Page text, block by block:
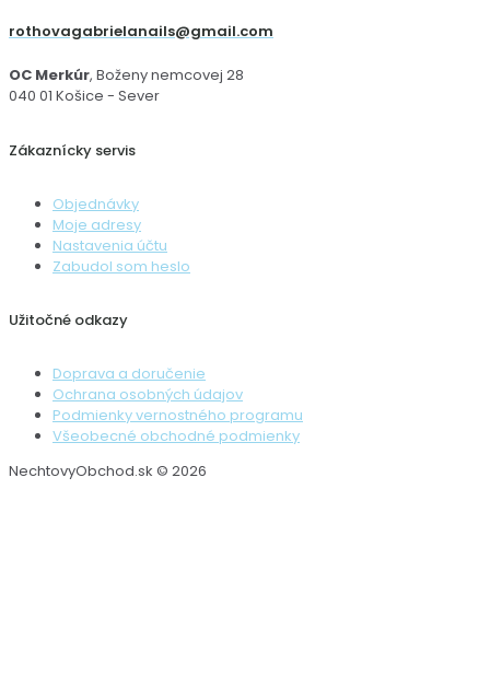
rothovagabrielanails@gmail.com
OC Merkúr, Boženy nemcovej 28
040 01 Košice - Sever
Zákaznícky servis
Objednávky
Moje adresy
Nastavenia účtu
Zabudol som heslo
Užitočné odkazy
Doprava a doručenie
Ochrana osobných údajov
Podmienky vernostného programu
Všeobecné obchodné podmienky
NechtovyObchod.sk © 2026